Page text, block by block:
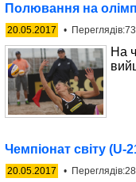
Полювання на
20.05.2017 •
На
Чемпіонат світу (U-
20.05.2017 •